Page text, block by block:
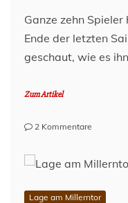
Ganze zehn Spieler
Ende der letzten
geschaut, wie es
Zum Artikel
2 Kommentare
den
–
Lage am Millerntor